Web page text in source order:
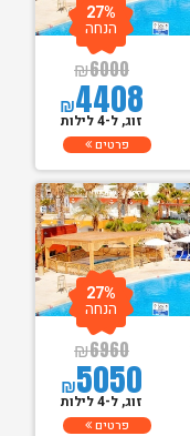
₪6000
₪4408
27%
הנחה
זוג, ל-4 לילות
פרטים
₪6960
₪5050
27%
הנחה
זוג, ל-4 לילות
פרטים